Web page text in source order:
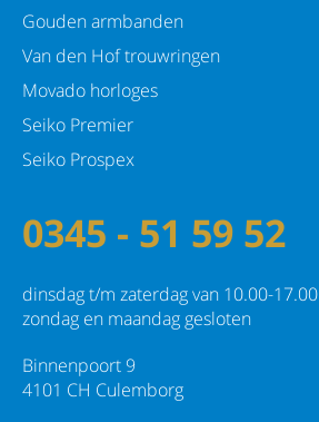
Gouden armbanden
Van den Hof trouwringen
Movado horloges
Seiko Premier
Seiko Prospex
0345 - 51 59 52
dinsdag t/m zaterdag van 10.00-17.00
zondag en maandag gesloten
Binnenpoort 9
4101 CH Culemborg